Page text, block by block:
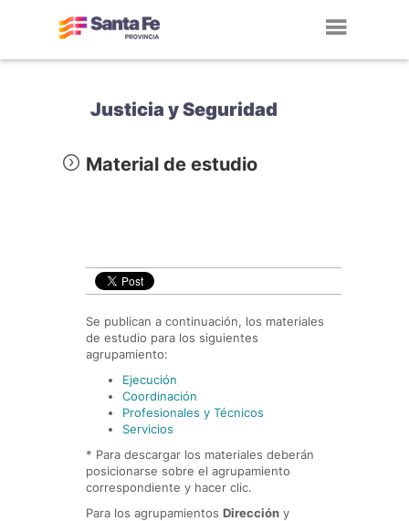
Justicia y Seguridad
Material de estudio
Se publican a continuación, los materiales
de estudio para los siguientes
agrupamiento:
Ejecución
Coordinación
Profesionales y Técnicos
Servicios
* Para descargar los materiales deberán
posicionarse sobre el agrupamiento
correspondiente y hacer clic.
Para los agrupamientos Dirección y